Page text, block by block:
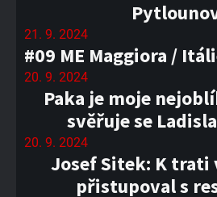
21. 9. 2024
#09 ME Maggiora /
20. 9. 2024
Paka je moje
svěřuje se
20. 9. 2024
Josef Sitek: K trati
přistupoval s